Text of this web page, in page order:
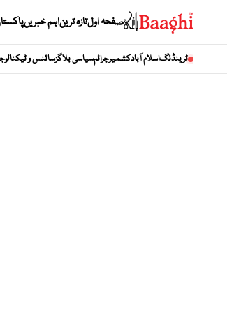
صفحہ اولتازہ تریناہم خبریں
ٹرینڈنگاسلام آبادکشمیرجرائمسیاسی بلاگزسائنس و